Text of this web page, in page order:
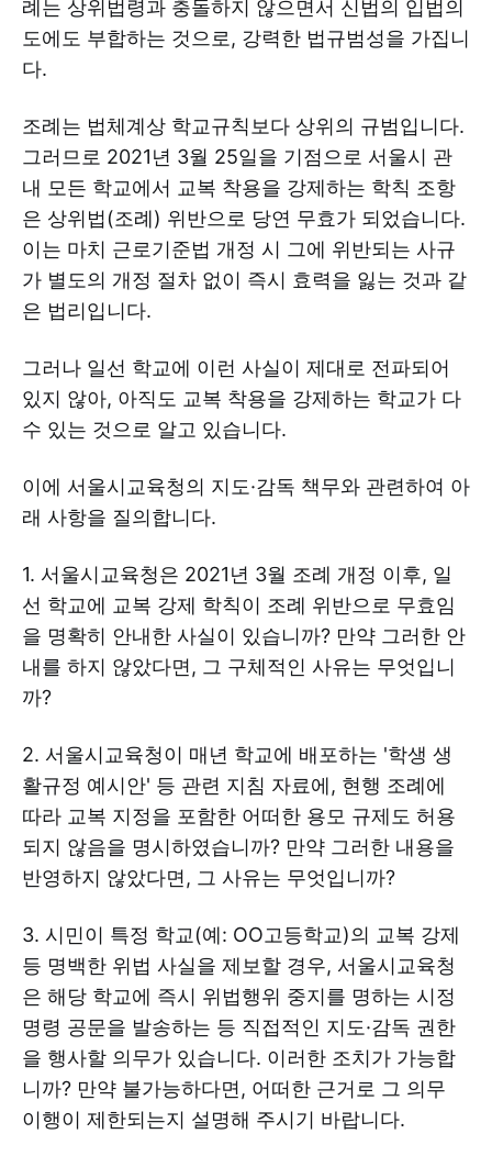
례는 상위법령과 충돌하지 않으면서 신법의 입법의
도에도 부합하는 것으로, 강력한 법규범성을 가집니
다.
조례는 법체계상 학교규칙보다 상위의 규범입니다.
그러므로 2021년 3월 25일을 기점으로 서울시 관
내 모든 학교에서 교복 착용을 강제하는 학칙 조항
은 상위법(조례) 위반으로 당연 무효가 되었습니다.
이는 마치 근로기준법 개정 시 그에 위반되는 사규
가 별도의 개정 절차 없이 즉시 효력을 잃는 것과 같
은 법리입니다.
그러나 일선 학교에 이런 사실이 제대로 전파되어
있지 않아, 아직도 교복 착용을 강제하는 학교가 다
수 있는 것으로 알고 있습니다.
이에 서울시교육청의 지도·감독 책무와 관련하여 아
래 사항을 질의합니다.
1. 서울시교육청은 2021년 3월 조례 개정 이후, 일
선 학교에 교복 강제 학칙이 조례 위반으로 무효임
을 명확히 안내한 사실이 있습니까? 만약 그러한 안
내를 하지 않았다면, 그 구체적인 사유는 무엇입니
까?
2. 서울시교육청이 매년 학교에 배포하는 '학생 생
활규정 예시안' 등 관련 지침 자료에, 현행 조례에
따라 교복 지정을 포함한 어떠한 용모 규제도 허용
되지 않음을 명시하였습니까? 만약 그러한 내용을
반영하지 않았다면, 그 사유는 무엇입니까?
3. 시민이 특정 학교(예: OO고등학교)의 교복 강제
등 명백한 위법 사실을 제보할 경우, 서울시교육청
은 해당 학교에 즉시 위법행위 중지를 명하는 시정
명령 공문을 발송하는 등 직접적인 지도·감독 권한
을 행사할 의무가 있습니다. 이러한 조치가 가능합
니까? 만약 불가능하다면, 어떠한 근거로 그 의무
이행이 제한되는지 설명해 주시기 바랍니다.